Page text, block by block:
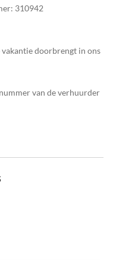
: 310942
doorbrengt in ons
van de verhuurder